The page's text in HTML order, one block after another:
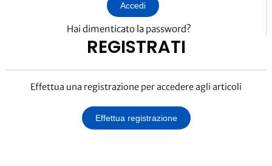
Accedi
Hai dimenticato la password?
REGISTRATI
Effettua una registrazione per accedere agli articoli
Effettua registrazione